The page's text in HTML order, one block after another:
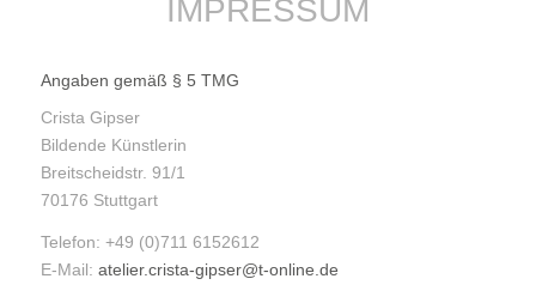
IMPRESSUM
Angaben gemäß § 5 TMG
Crista Gipser
Bildende Künstlerin
Breitscheidstr. 91/1
70176 Stuttgart
Telefon: +49 (0)711 6152612
E-Mail: atelier.crista-gipser@t-online.de